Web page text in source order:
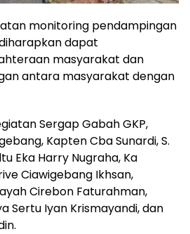
monitoring pendampingan
dapat
masyarakat dan
antara masyarakat dengan
Sergap Gabah GKP,
Kapten Cba Sunardi, S.
Eka Harry Nugraha, Ka
Ciawigebang Ikhsan,
Cirebon Faturahman,
Sertu Iyan Krismayandi, dan